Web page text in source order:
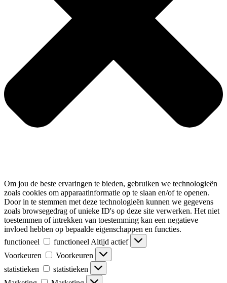
Om jou de beste ervaringen te bieden, gebruiken we technologieën
zoals cookies om apparaatinformatie op te slaan en/of te openen.
Door in te stemmen met deze technologieën kunnen we gegevens
zoals browsegedrag of unieke ID's op deze site verwerken. Het niet
toestemmen of intrekken van toestemming kan een negatieve
invloed hebben op bepaalde eigenschappen en functies.
functioneel
functioneelAltijd actief
Voorkeuren
Voorkeuren
statistieken
statistieken